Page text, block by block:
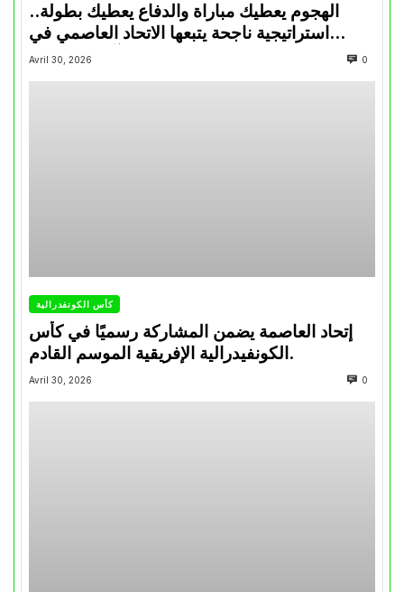
الهجوم يعطيك مباراة والدفاع يعطيك بطولة..
استراتيجية ناجحة يتبعها الاتحاد العاصمي في
تتويجاته آخر السنوات
Avril 30, 2026 0
كأس الكونفدرالية
إتحاد العاصمة يضمن المشاركة رسميًا في كأس
الكونفيدرالية الإفريقية الموسم القادم.
Avril 30, 2026 0